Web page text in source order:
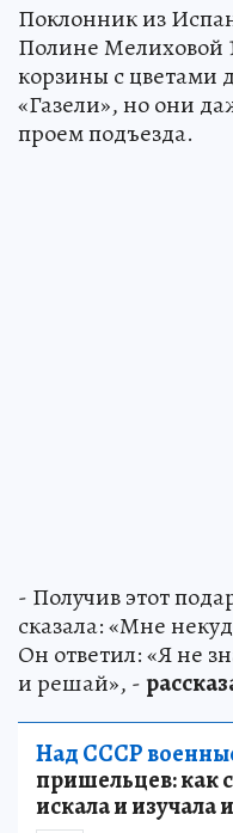
Поклонник из
Полине Мелиховой
корзины с цветами
«Газели», но они
проем подъезда.
- Получив этот
сказала: «Мне
Он ответил: «Я не
и решай», -
Над СССР
пришельцев: как
искала и изучала